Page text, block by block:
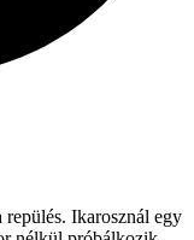
repülés. Ikarosznál egy